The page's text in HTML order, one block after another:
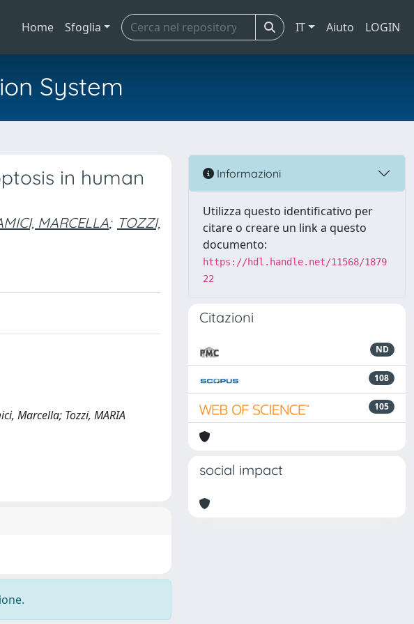
Home Sfoglia IT Aiuto LOGIN
System
in human
MARCELLA; TOZZI,
Marcella; Tozzi, MARIA
Informazioni
Utilizza questo identificativo per
citare o creare un link a questo
documento:
https://hdl.handle.net/11568/1879
22
Citazioni
ND
108
105
social impact